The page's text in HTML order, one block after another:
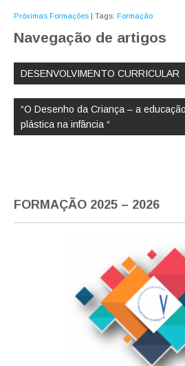
Próximas Formações | Tags: Formação
Navegação de artigos
DESENVOLVIMENTO CURRICULAR
“O Desenho da Criança – a
plástica na infância “
FORMAÇÃO 2025 – 2026